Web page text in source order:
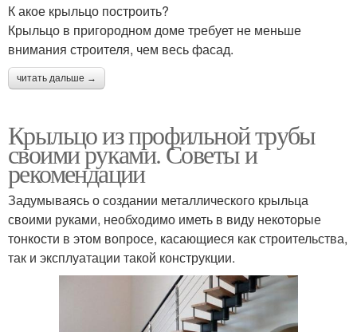
К акое крыльцо построить?
Крыльцо в пригородном доме требует не меньше
внимания строителя, чем весь фасад.
читать дальше →
Крыльцо из профильной трубы
своими руками. Советы и
рекомендации
Задумываясь о создании металлического крыльца
своими руками, необходимо иметь в виду некоторые
тонкости в этом вопросе, касающиеся как строительства,
так и эксплуатации такой конструкции.